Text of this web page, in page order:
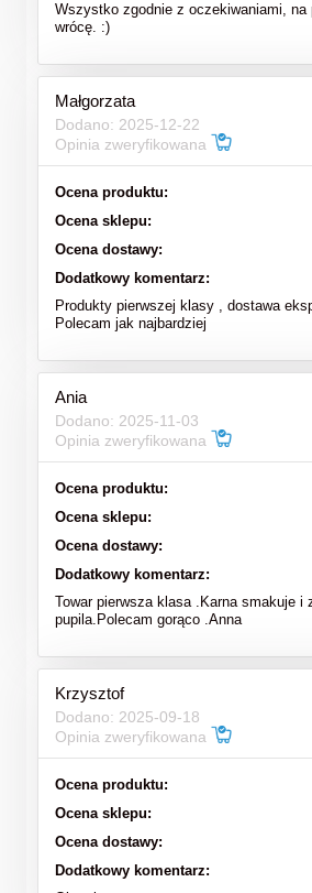
Wszystko zgodnie z oczekiwaniami, na
wrócę. :)
Małgorzata
Dodano: 2025-12-22
Opinia zweryfikowana
Ocena produktu:
Ocena sklepu:
Ocena dostawy:
Dodatkowy komentarz:
Produkty pierwszej klasy , dostawa
Polecam jak najbardziej
Ania
Dodano: 2025-11-03
Opinia zweryfikowana
Ocena produktu:
Ocena sklepu:
Ocena dostawy:
Dodatkowy komentarz:
Towar pierwsza klasa .Karna smakuje i
pupila.Polecam gorąco .Anna
Krzysztof
Dodano: 2025-09-18
Opinia zweryfikowana
Ocena produktu:
Ocena sklepu:
Ocena dostawy:
Dodatkowy komentarz: